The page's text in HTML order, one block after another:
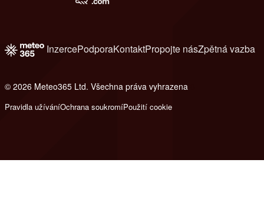
InzercePodporaKontaktPropojte násZpětná vazba
© 2026 Meteo365 Ltd. Všechna práva vyhrazena
Pravidla užíváníOchrana soukromíPoužití cookie